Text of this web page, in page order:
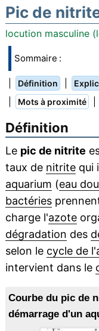
Pic de
locution masculine
Sommaire :
Définition
Mots à proximité
Définition
Le pic de nitrite
taux de nitritequi
aquarium (eau
bactéries
charge l'azote
dégradation des
selon le cycle de
intervient dans le
Courbe du pic de
démarrage d'un